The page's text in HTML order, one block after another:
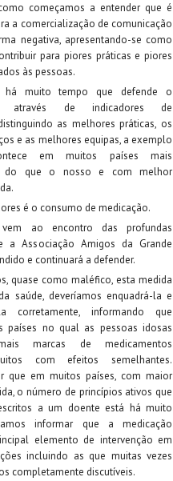
começamos a entender que é
a comercialização de comunicação
negativa, apresentando-se como
para piores práticas e piores
às pessoas.
há muito tempo que defende o
através de indicadores de
as melhores práticas, os
e as melhores equipas, a exemplo
em muitos países mais
do que o nosso e com melhor
é o consumo de medicação.
ao encontro das profundas
a Associação Amigos da Grande
e continuará a defender.
quase como maléfico, esta medida
saúde, deveríamos enquadrá-la e
la corretamente, informando que
países no qual as pessoas idosas
marcas de medicamentos
com efeitos semelhantes.
que em muitos países, com maior
o número de princípios ativos que
a um doente está há muito
informar que a medicação
elemento de intervenção em
incluindo as que muitas vezes
completamente discutíveis.